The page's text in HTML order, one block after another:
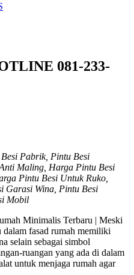
081-233-
Pabrik, Pintu Besi
Maling, Harga Pintu Besi
Pintu Besi Untuk Ruko,
Garasi Wina, Pintu Besi
Mobil
Minimalis Terbaru | Meski
dalam fasad rumah memiliki
selain sebagai simbol
ruangan yang ada di dalam
untuk menjaga rumah agar